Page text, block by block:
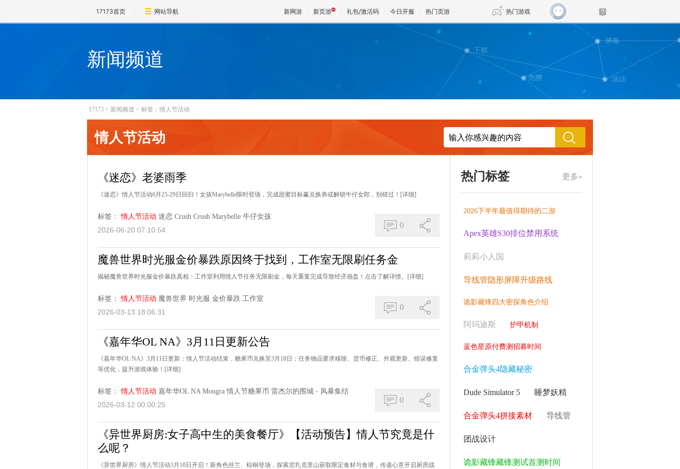
17173首页 网站导航 新网游 新页游 礼包/激活码 今日开服 热门页游 热门游戏
DNF 传奇4
天堂
王权与自由 诛仙世界 新仙侠5
新闻频道
17173 > 新闻频道 > 标签：情人节活动
情人节活动
《迷恋》老婆雨季
《迷恋》情人节活动6月25-29日回归！女孩Marybelle限时登场，完成甜蜜目标赢兑换券或解锁牛仔女郎，别错过！ [详细]
标签： 情人节活动 迷恋 Crush Crush Marybelle 牛仔女孩
2026-06-20 07:10:54
0
魔兽世界时光服金价暴跌原因终于找到，工作室无限刷任务金
揭秘魔兽世界时光服金价暴跌真相：工作室利用情人节任务无限刷金，每天重复完成导致经济崩盘！点击了解详情。 [详细]
标签： 情人节活动 魔兽世界 时光服 金价暴跌 工作室
2026-03-13 18:06:31
0
《嘉年华OL NA》3月11日更新公告
《嘉年华OL NA》3月11日更新：情人节活动结束，糖果币兑换至3月18日；任务物品要求移除、货币修正、外观更新、错误修复
等优化，提升游戏体验！ [详细]
标签： 情人节活动 嘉年华OL NA Mongra 情人节糖果币 雷杰尔的围城 - 风暴集结
2026-03-12 00:00:25
0
《异世界厨房:女子高中生的美食餐厅》【活动预告】情人节究竟是什
么呢？
《异世界厨房》情人节活动3月10日开启！新角色丝兰、棕榈登场，探索尼扎克里山获取限定食材与食谱，传递心意开启厨房战
更多»
热门标签
2026下半年最值得期待的二游
Apex英雄S30排位禁用系统
莉莉小人国
导线管隐形屏障升级路线
诡影藏锋四大密探角色介绍
阿玛迪斯 护甲机制
蓝色星原付费测招募时间
合金弹头4隐藏秘密
Dude Simulator 5 睡梦妖精
合金弹头4拼接素材 导线管
团战设计
诡影藏锋藏锋测试首测时间